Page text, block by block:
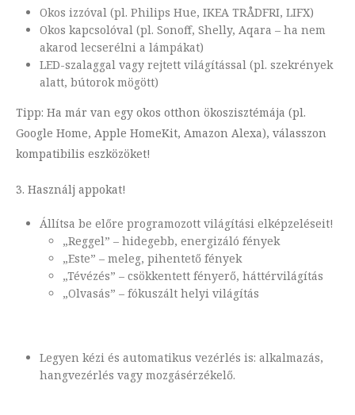
Okos izzóval (pl. Philips Hue, IKEA TRÅDFRI, LIFX)
Okos kapcsolóval (pl. Sonoff, Shelly, Aqara – ha nem
akarod lecserélni a lámpákat)
LED-szalaggal vagy rejtett világítással (pl. szekrények
alatt, bútorok mögött)
Tipp: Ha már van egy okos otthon ökoszisztémája (pl.
Google Home, Apple HomeKit, Amazon Alexa), válasszon
kompatibilis eszközöket!
3. Használj appokat!
Állítsa be előre programozott világítási elképzeléseit!
„Reggel” – hidegebb, energizáló fények
„Este” – meleg, pihentető fények
„Tévézés” – csökkentett fényerő, háttérvilágítás
„Olvasás” – fókuszált helyi világítás
Legyen kézi és automatikus vezérlés is: alkalmazás,
hangvezérlés vagy mozgásérzékelő.